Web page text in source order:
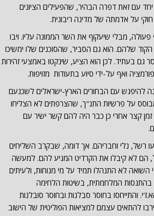
עם זאת דפרה הבהיר, שהפעילים הציונים
על אדמתה של מדינה ריבונית.
מבלי שיעקוף את השר הממונה עליו. ויבו
שלהם. הוא גם הסביר, שהסוכנים שלו ימשיכו
גם בעתיד. לכן הוא הציע, שינקטו באמצעי זהירות
ואף על-ידי סיוע בתעודות מזויפות.
להיפגש עם הבחורים הארץ-ישראלים לשכנעם
על פרשיות התנ"ך, שהצרפתים לא הצליחו
קצר אחרי כן כבר היה להם קשר ישיר עם
רשל, נלי וחבריהם. אך דומה, שבקרב השליחים
הם לא קיבלו את הקרדיט המגיע להם. למעשה
השואה לא התנהלו תמיד על מי מנוחות, ולעיתים
בהתנסות המלחמתית, בשיטות הלחימה
והתייחסו בחוסר סבלנות ובחוסר סובלנות
להתאים עצמם למציאות הפוליטית של הישוב